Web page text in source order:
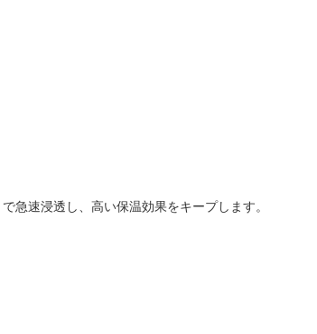
急速浸透し、高い保温効果をキープします。